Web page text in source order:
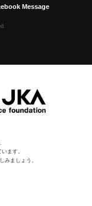
Message
ます。
みましょう。